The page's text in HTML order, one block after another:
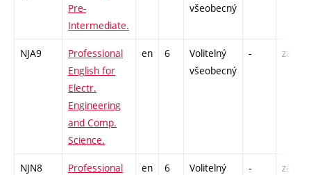
Pre-
Intermediate.
všeobecný
NJA9
Professional
English for
Electr.
Engineering
and Comp.
Science.
en 6
Volitelný
všeobecný
- zá,zk
NJN8
Professional
en 6
Volitelný
- zá,zk